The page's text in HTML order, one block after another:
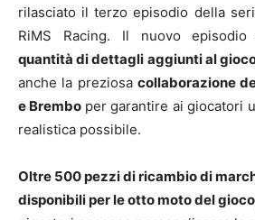
rilasciato il terzo episodio della
RiMS Racing. Il nuovo
quantità di dettagli aggiunti al
anche la preziosa collaborazione
e Brembo per garantire ai giocatori
realistica possibile.
Oltre 500 pezzi di ricambio di
disponibili per le otto moto del gioco